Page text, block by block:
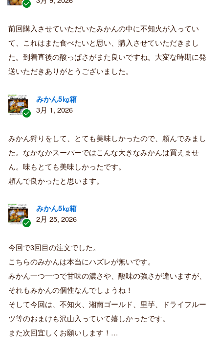
証
済
み
購
者
前回購入させていただいたみかんの中に不知火が入ってい
て、これはまた食べたいと思い、購入させていただきまし
た。到着直後の酸っぱさがまた良いですね。大変な時期に発
送いただきありがとうございました。
証
済
み
購
者
みかん5㎏箱
3月 1, 2026
みかん狩りをして、とても美味しかったので、頼んでみまし
た。なかなかスーパーではこんな大きなみかんは買えませ
ん。味もとても美味しかったです。
頼んで良かったと思います。
証
済
み
購
者
みかん5㎏箱
2月 25, 2026
今回で3回目の注文でした。
こちらのみかんは本当にハズレが無いです。
みかん一つ一つで甘味の濃さや、酸味の強さが違いますが、
それもみかんの個性なんでしょうね！
そして今回は、不知火、湘南ゴールド、里芋、ドライフルー
ツ等のおまけも沢山入っていて嬉しかったです。
また次回宜しくお願いします！…